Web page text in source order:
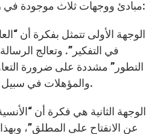
مبادئ ووجهات ثلاث موجودة في رسالة بولس السادس:
الوجهة الأولى تتمثل بفكرة أن
في التفكير”. وتعالج
التطور” مشددة على ضرورة
والمؤهلات في سبيل خدمة التطور البشري.
الوجهة الثانية هي فكرة أن
عن الانفتاح على المطلق”،